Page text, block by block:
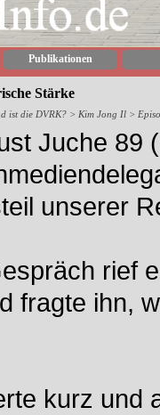
Publikationen
Stärke
ist die DVRK?> Kim Jong Il>
Juche 89
unserer
rief
fragte ihn,
kurz und